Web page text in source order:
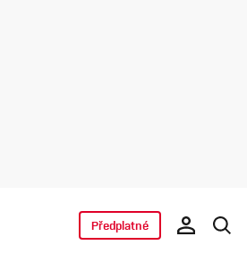
Předplatné